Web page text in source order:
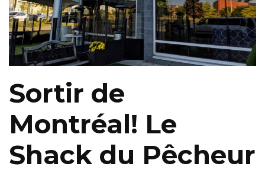
Sortir de
Montréal! Le
Shack du Pêcheur